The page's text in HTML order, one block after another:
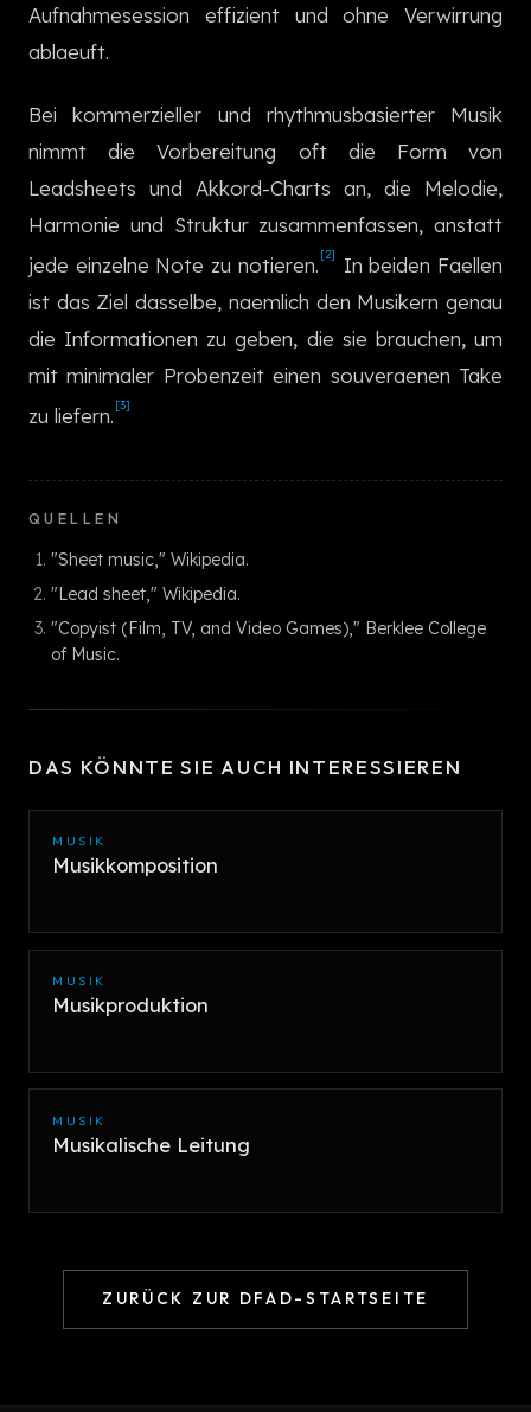
Aufnahmesession effizient und ohne Verwirrung
ablaeuft.
Bei kommerzieller und rhythmusbasierter Musik
nimmt die Vorbereitung oft die Form von
Leadsheets und Akkord-Charts an, die Melodie,
Harmonie und Struktur zusammenfassen, anstatt
jede einzelne Note zu notieren. [2]
In beiden Faellen
ist das Ziel dasselbe, naemlich den Musikern genau
die Informationen zu geben, die sie brauchen, um
mit minimaler Probenzeit einen souveraenen Take
zu liefern. [3]
QUELLEN
"Sheet music," Wikipedia.
"Lead sheet," Wikipedia.
"Copyist (Film, TV, and Video Games)," Berklee College
of Music.
DAS KÖNNTE SIE AUCH INTERESSIEREN
MUSIK
Musikkomposition
MUSIK
Musikproduktion
MUSIK
Musikalische Leitung
ZURÜCK ZUR DFAD-STARTSEITE